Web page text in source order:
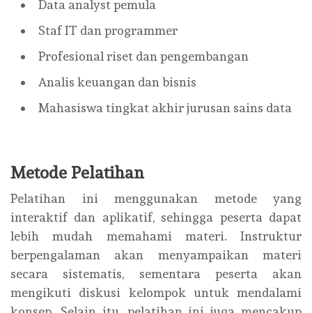
Data analyst pemula
Staf IT dan programmer
Profesional riset dan pengembangan
Analis keuangan dan bisnis
Mahasiswa tingkat akhir jurusan sains data
Metode Pelatihan
Pelatihan ini menggunakan metode yang
interaktif dan aplikatif, sehingga peserta dapat
lebih mudah memahami materi. Instruktur
berpengalaman akan menyampaikan materi
secara sistematis, sementara peserta akan
mengikuti diskusi kelompok untuk mendalami